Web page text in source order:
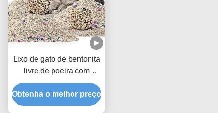
Lixo de gato de bentonita
livre de poeira com
aglomerados fortes e
melhor eliminação de
odores
Obtenha o melhor preço